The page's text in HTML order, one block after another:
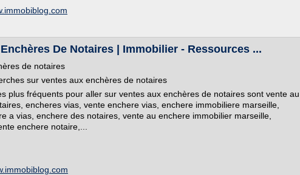
De Notaires | Immobilier - Ressources ...
de notaires
sur ventes aux enchères de notaires
plus fréquents pour aller sur ventes aux enchères de notaires sont vente au
encheres vias, vente enchere vias, enchere immobiliere marseille,
a vias, enchere des notaires, vente au enchere immobilier marseille,
enchere notaire,...